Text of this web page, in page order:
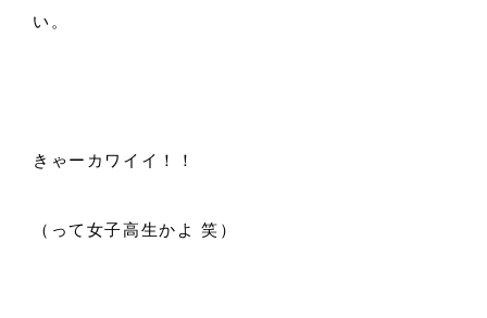
い。
きゃーカワイイ！！
（って女子高生かよ 笑）